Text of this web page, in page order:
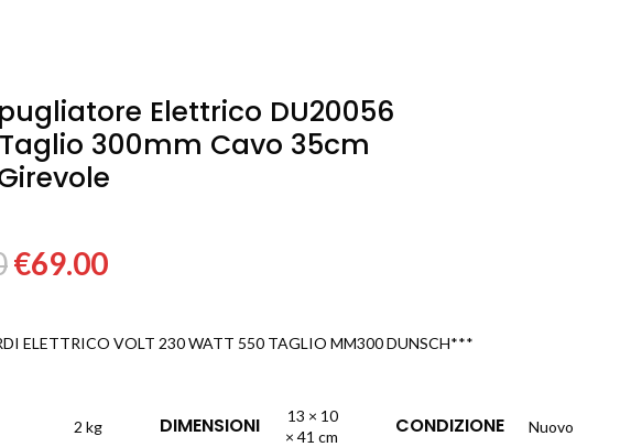
Elettrico DU20056
300mm Cavo 35cm
€69.00
ELETTRICO VOLT 230 WATT 550 TAGLIO MM300 DUNSCH***
2 kg DIMENSIONI
13 × 10
× 41 cm
CONDIZIONE Nuovo